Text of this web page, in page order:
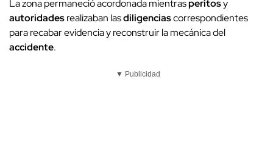
La zona permaneció acordonada mientrasperitosy
autoridadesrealizaban lasdiligenciascorrespondientes
para recabar evidencia y reconstruir la mecánica del
accidente.
▼ Publicidad